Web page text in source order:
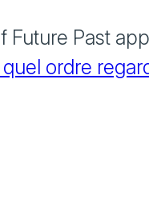
Future Past
ordre